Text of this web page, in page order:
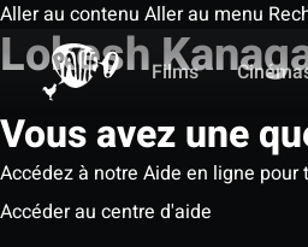
Aller au contenu Aller au menu
Films
Lokesh
Vous avez une
Accédez à notre Aide en ligne pour
Accéder au centre d'aide